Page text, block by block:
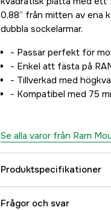
0,88” från mitten av ena
dubbla sockelarmar.
- Passar perfekt för
- Enkel att fästa på
- Tillverkad med
- Kompatibel med 75
Se alla varor från Ram
Produktspecifikationer
Referensnummer
Frågor och svar